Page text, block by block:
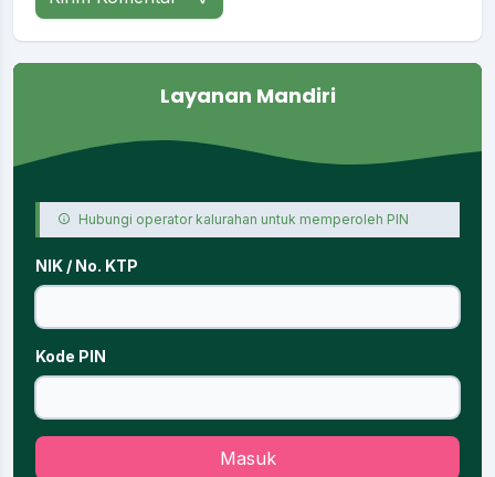
Layanan Mandiri
Hubungi operator kalurahan untuk memperoleh PIN
NIK / No. KTP
Kode PIN
Masuk